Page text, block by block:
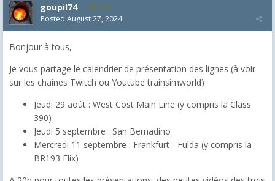
goupil74 2,545
Posted August 27, 2024
Bonjour à tous,
Je vous partage le calendrier de présentation des lignes (à voir
sur les chaines Twitch ou Youtube trainsimworld)
Jeudi 29 août : West Cost Main Line (y compris la Class
390)
Jeudi 5 septembre : San Bernadino
Mercredi 11 septembre : Frankfurt - Fulda (y compris la
BR193 Flix)